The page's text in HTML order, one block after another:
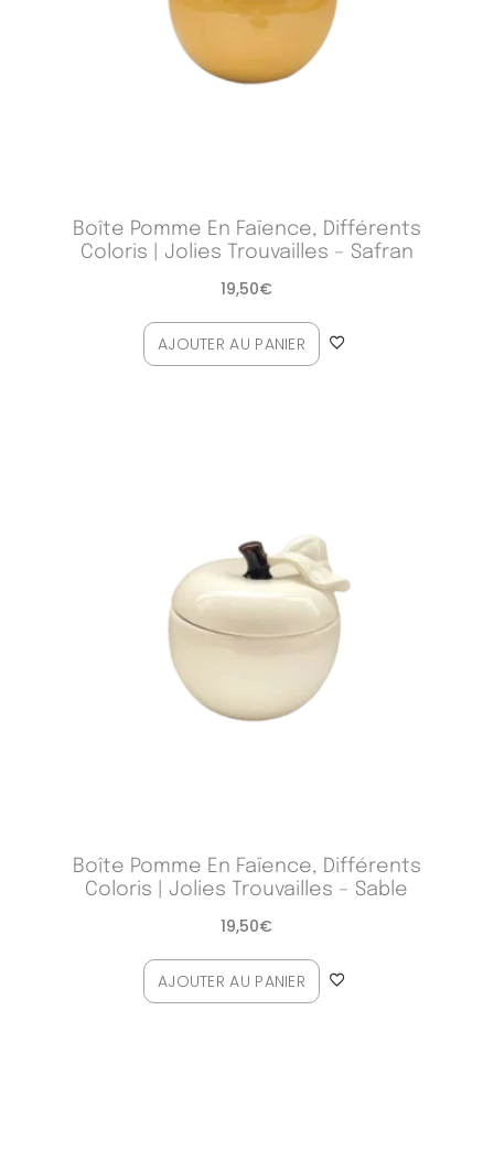
Boîte Pomme En Faïence, Différents
Coloris | Jolies Trouvailles – Safran
19,50€
AJOUTER AU PANIER
Boîte Pomme En Faïence, Différents
Coloris | Jolies Trouvailles – Sable
19,50€
AJOUTER AU PANIER